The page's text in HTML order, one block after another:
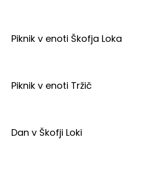
Piknik v enoti Škofja Loka
Piknik v enoti Tržič
Dan v Škofji Loki